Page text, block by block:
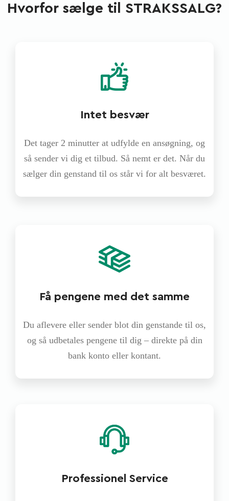
Hvorfor sælge til STRAKSSALG?
Intet besvær
Det tager 2 minutter at udfylde en ansøgning, og
så sender vi dig et tilbud. Så nemt er det. Når du
sælger din genstand til os står vi for alt besværet.
Få pengene med det samme
Du aflevere eller sender blot din genstande til os,
og så udbetales pengene til dig – direkte på din
bank konto eller kontant.
Professionel Service